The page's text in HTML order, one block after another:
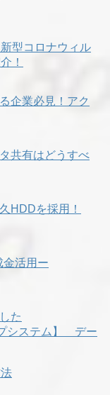
型コロナウィル
！
企業必見！アク
共有はどうすべ
HDDを採用！
金活用ー
た
システム】 デー